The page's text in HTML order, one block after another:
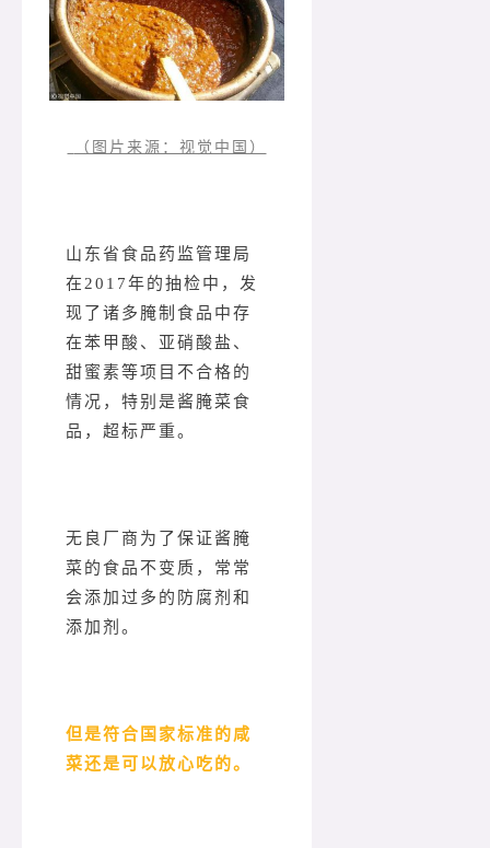
（图片来源：视觉中国）
山东省食品药监管理局
在2017年的抽检中，发
现了诸多腌制食品中存
在苯甲酸、亚硝酸盐、
甜蜜素等项目不合格的
情况，特别是酱腌菜食
品，超标严重。
无良厂商为了保证酱腌
菜的食品不变质，常常
会添加过多的防腐剂和
添加剂。
但是符合国家标准的咸
菜还是可以放心吃的。